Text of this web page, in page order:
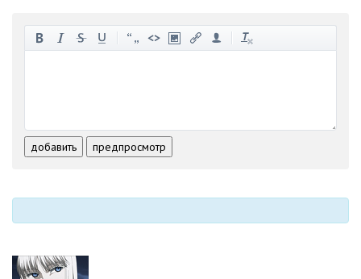
-
-
-
добавить предпросмотр